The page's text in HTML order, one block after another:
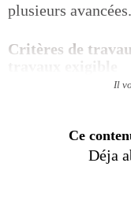
plusieurs avancées.
Critères de
Il
Ce
Déja